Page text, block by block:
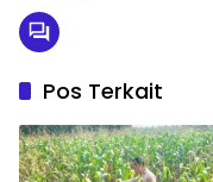
Pos Terkait